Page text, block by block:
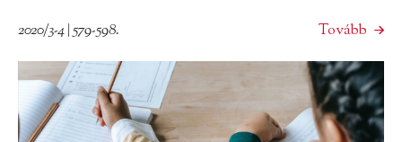
2020/3-4 | 579-598. Tovább